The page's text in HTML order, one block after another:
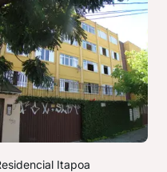
Itapoa